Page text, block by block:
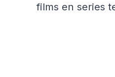
films en series